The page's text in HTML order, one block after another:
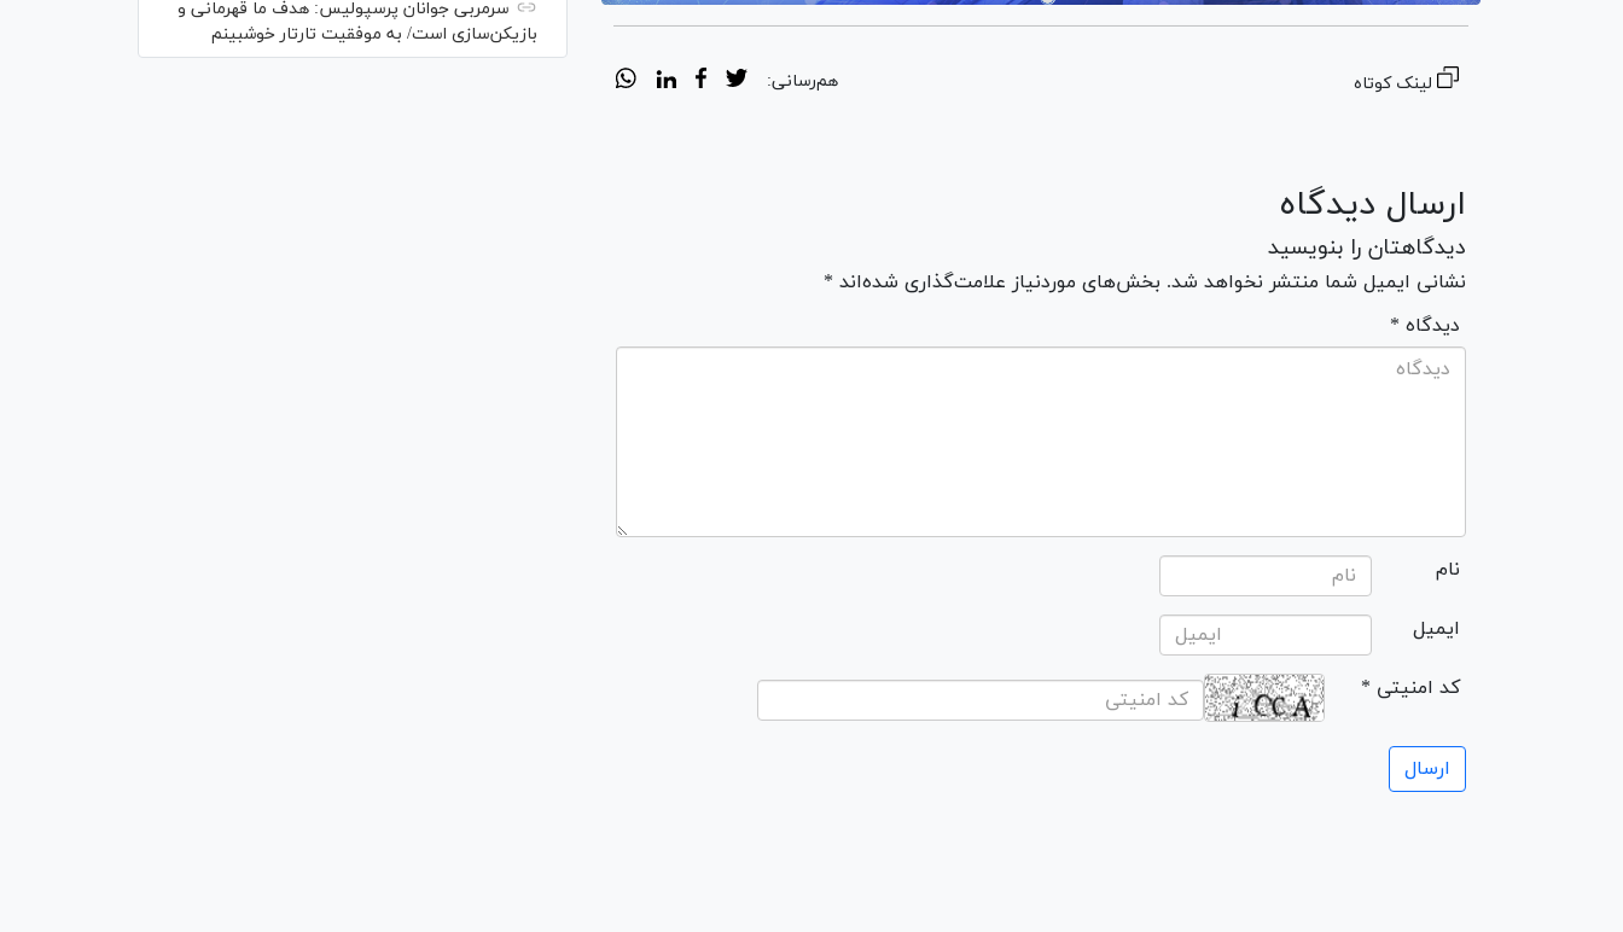
لینک کوتاه هم‌رسانی:
ارسال دیدگاه
دیدگاهتان را بنویسید
نشانی ایمیل شما منتشر نخواهد شد. بخش‌های موردنیاز علامت‌گذاری شده‌اند *
* دیدگاه
نام
ایمیل
* کد امنیتی
سرمربی جوانان پرسپولیس: هدف ما قهرمانی و
بازیکن‌سازی است/ به موفقیت تارتار خوشبینم